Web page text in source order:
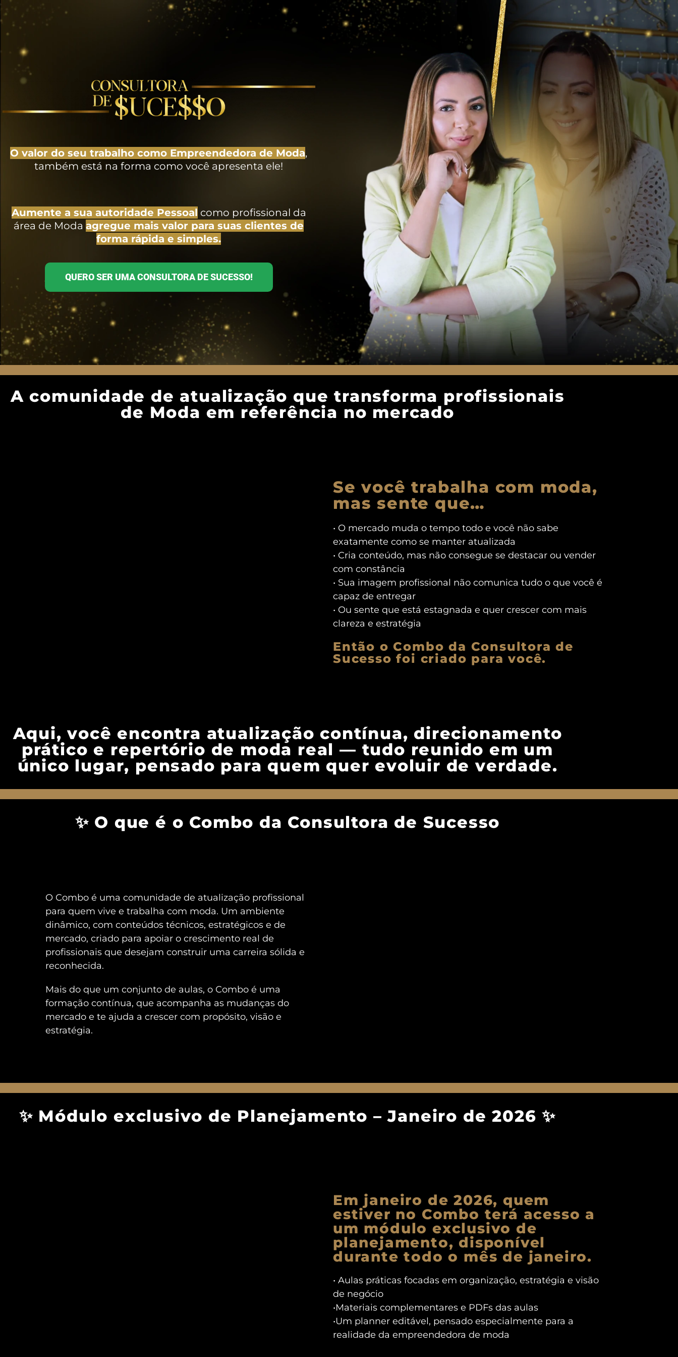
O valor do seu trabalho como Empreendedora de Moda,
também está na forma como você apresenta ele!
Aumente a sua autoridade Pessoal como profissional da
área de Modaagregue mais valor para suas clientes de
forma rápida e simples.
QUERO SER UMA CONSULTORA DE SUCESSO!
A comunidade de atualização que transforma profissionais
de Moda em referência no mercado
Se você trabalha com moda,
mas sente que…
• O mercado muda o tempo todo e você não sabe
exatamente como se manter atualizada
• Cria conteúdo, mas não consegue se destacar ou vender
com constância
• Sua imagem profissional não comunica tudo o que você é
capaz de entregar
• Ou sente que está estagnada e quer crescer com mais
clareza e estratégia
Então o Combo da Consultora de
Sucesso foi criado para você.
Aqui, você encontra atualização contínua, direcionamento
prático e repertório de moda real — tudo reunido em um
único lugar, pensado para quem quer evoluir de verdade.
✨ O que é o Combo da Consultora de Sucesso
O Combo é uma comunidade de atualização profissional
para quem vive e trabalha com moda. Um ambiente
dinâmico, com conteúdos técnicos, estratégicos e de
mercado, criado para apoiar o crescimento real de
profissionais que desejam construir uma carreira sólida e
reconhecida.
Mais do que um conjunto de aulas, o Combo é uma
formação contínua, que acompanha as mudanças do
mercado e te ajuda a crescer com propósito, visão e
estratégia.
✨ Módulo exclusivo de Planejamento – Janeiro de 2026 ✨
Em janeiro de 2026, quem
estiver no Combo terá acesso a
um módulo exclusivo de
planejamento, disponível
durante todo o mês de janeiro.
• Aulas práticas focadas em organização, estratégia e visão
de negócio
•Materiais complementares e PDFs das aulas
•Um planner editável, pensado especialmente para a
realidade da empreendedora de moda